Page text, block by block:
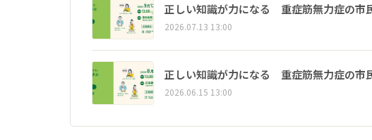
正しい知識が力になる 重症筋無力症の市
2026.07.13 13:00
正しい知識が力になる 重症筋無力症の市
2026.06.15 13:00